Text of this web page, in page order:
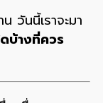
วันนี้เราจะมา
ดบ้างที่ควร